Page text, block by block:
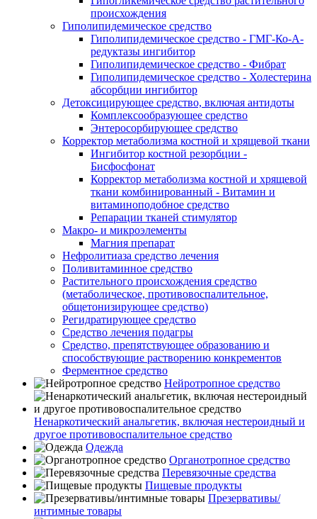
происхождения
Гиполипидемическое средство
Гиполипидемическое средство - ГМГ-Ко-А-
редуктазы ингибитор
Гиполипидемическое средство - Фибрат
Гиполипидемическое средство - Холестерина
абсорбции ингибитор
Детоксицирующее средство, включая антидоты
Комплексообразующее средство
Энтеросорбирующее средство
Корректор метаболизма костной и хрящевой ткани
Ингибитор костной резорбции -
Бисфосфонат
Корректор метаболизма костной и хрящевой
ткани комбинированный - Витамин и
витаминоподобное средство
Репарации тканей стимулятор
Макро- и микроэлементы
Магния препарат
Нефролитиаза средство лечения
Поливитаминное средство
Растительного происхождения средство
(метаболическое, противовоспалительное,
общетонизирующее средство)
Регидратирующее средство
Средство лечения подагры
Средство, препятствующее образованию и
способствующие растворению конкрементов
Ферментное средство
Нейротропное средство
Ненаркотический анальгетик, включая нестероидный и
другое противовоспалительное средство
Одежда
Органотропное средство
Перевязочные средства
Пищевые продукты
Презервативы/
интимные товары